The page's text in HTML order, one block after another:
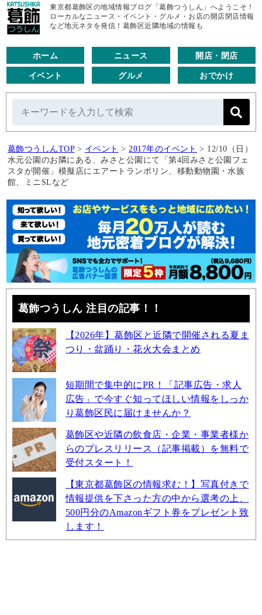
東京都葛飾区の地域情報ブログ「葛飾つうしん」へようこそ！
ローカルなニュース・イベント・グルメ・お店の開店閉店情報
など地元ネタを発信！葛飾区近隣地域の情報も
ホーム ニュース 開店・閉店
イベント グルメ おでかけ
葛飾つうしんTOP > イベント > 2017年のイベント > 12/10（日）
水元公園のお隣にある、みさと公園にて「第4回みさと公園フェ
スタが開催」模擬店にエアートランポリン、移動動物園・水族
館、ミニSLなど
葛飾つうしん 注目の記事！！
【2026年】葛飾区と近隣で開催される夏ま
つり・盆踊り・花火大会まとめ
短期間で集中的にPR！「記事広告・求人
広告」で今すぐ知ってほしい情報をしっか
り葛飾区民に届けませんか？
葛飾区や近隣の飲食店・企業・事業者様か
らのプレスリリース（記事掲載）を無料で
受付スタート！
【東京都葛飾区の情報求む！】写真付きで
情報提供を下さった方の中から選考の上、
500円分のAmazonギフト券をプレゼント致
します！